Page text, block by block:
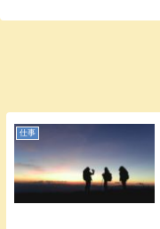
仕事